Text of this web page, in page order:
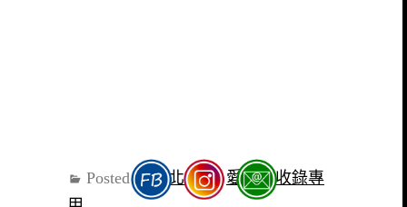
Posted in新北投站,愛食記收錄專